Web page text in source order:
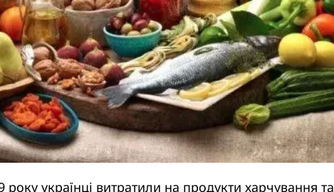
року українці витратили на продукти харчування та